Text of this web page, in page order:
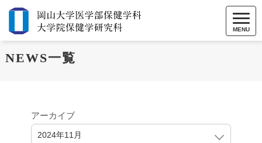
MENU
NEWS一覧
アーカイブ